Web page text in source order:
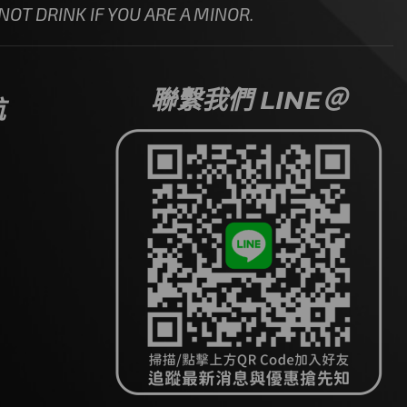
DRINK IF YOU ARE A MINOR.
聯繫我們 LINE＠